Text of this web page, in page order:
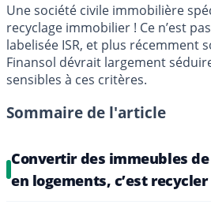
Une société civile immobilière
recyclage immobilier ! Ce n’est
labelisée ISR, et plus récemment
Finansol dévrait largement
sensibles à ces critères.
Sommaire de l'article
Convertir des immeubles
en logements, c’est recycler